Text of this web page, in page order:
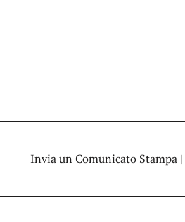
Invia un Comunicato Stampa |